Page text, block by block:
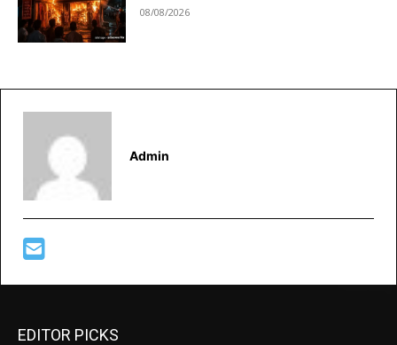
08/08/2026
Admin
EDITOR PICKS